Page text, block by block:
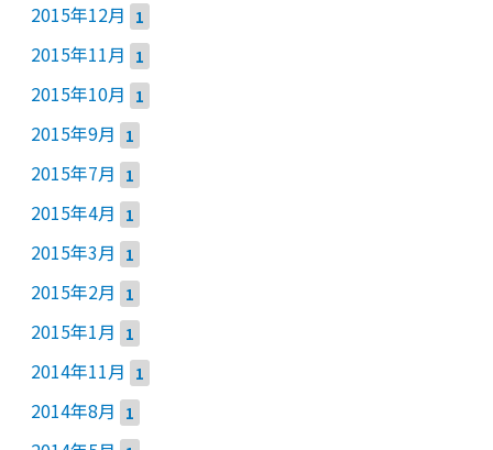
2015年12月 1
2015年11月 1
2015年10月 1
2015年9月 1
2015年7月 1
2015年4月 1
2015年3月 1
2015年2月 1
2015年1月 1
2014年11月 1
2014年8月 1